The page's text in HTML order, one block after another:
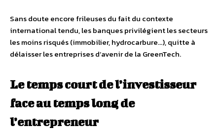
Sans doute encore frileuses du fait du contexte
international tendu, les banques privilégient les secteurs
les moins risqués (immobilier, hydrocarbure…), quitte à
délaisser les entreprises d’avenir de la GreenTech.
Le temps court de l’investisseur
face au temps long de
l’entrepreneur